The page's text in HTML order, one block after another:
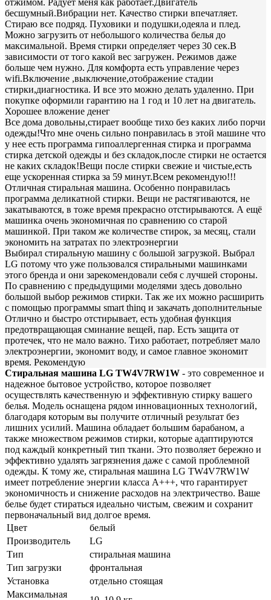
бесшумный.Вибрации нет. Качество стирки впечатляет.
Стираю все подряд. Пуховики и подушки,одеяла и плед.
Можно загрузить от небольшого количества белья до
максимальной. Время стирки определяет через 30 сек.В
зависимости от того какой вес загружен. Режимов даже
больше чем нужно. Для комфорта есть управление через
wifi.Включение ,выключение,отображение стадии
стирки,диагностика. И все это можно делать удаленно. При
покупке оформили гарантию на 1 год и 10 лет на двигатель.
Хорошее вложение денег
Все дома довольны,cтирает вообще тихо без каких либо порчи
одежды!Что мне очень сильно понравилась в этой машине что
у нее есть программа гипоаллергенная стирка и программа
стирка детской одежды и без складок,после стирки не остается
не каких складок!Вещи после стирки свежие и чистые,есть
еще ускоренная стирка за 59 минут.Всем рекомендую!!!
Отличная стиральная машина. Особенно понравилась
программа деликатной стирки. Вещи не растягиваются, не
закатываются, в тоже время прекрасно отстирываются. А ещё
машинка очень экономичная по сравнению со старой
машинкой. При таком же количестве стирок, за месяц, стали
экономить на затратах по электроэнергии
Выбирал стиральную машину с большой загрузкой. Выбрал
LG потому что уже пользовался стиральными машинками
этого бренда и они зарекомендовали себя с лучшей стороны.
По сравнению с предыдущими моделями здесь довольно
большой выбор режимов стирки. Так же их можно расширить
с помощью программы smart thinq и закачать дополнительные
Отлично и быстро отстирывает, есть удобная функция
предотвращающая сминание вещей, пар. Есть защита от
протечек, что не мало важно. Тихо работает, потребляет мало
электроэнергии, экономит воду, и самое главное экономит
время. Рекомендую
Стиральная машина LG TW4V7RW1W - это современное и
надежное бытовое устройство, которое позволяет
осуществлять качественную и эффективную стирку вашего
белья. Модель оснащена рядом инновационных технологий,
благодаря которым вы получите отличный результат без
лишних усилий. Машина обладает большим барабаном, а
также множеством режимов стирки, которые адаптируются
под каждый конкретный тип ткани. Это позволяет бережно и
эффективно удалять загрязнения даже с самой проблемной
одежды. К тому же, стиральная машина LG TW4V7RW1W
имеет потребление энергии класса A+++, что гарантирует
экономичность и снижение расходов на электричество. Ваше
белье будет стираться идеально чистым, свежим и сохранит
первоначальный вид долгое время.
Цвет
белый
Производитель
LG
Тип
стиральная машина
Тип загрузки
фронтальная
Установка
отдельно стоящая
Максимальная